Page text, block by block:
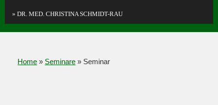
DR. MED. CHRISTINA SCHMIDT-RAU
Home » Seminare » Seminar